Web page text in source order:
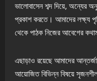
ভালোবাসেন শব্দ দিয়ে, অন্যের
প্রকাশ করতে। আমাদের লক্ষ্য
থেকে পাঠক নিজের আবেগের
এছাড়াও রয়েছে আমাদের
আয়োজিত বিভিন্ন বিষয়ে